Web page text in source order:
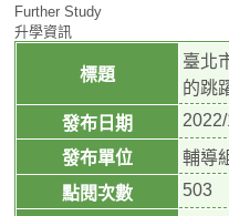
Further Study
升學資訊
標題
臺北
的跳
發布日期
發布單位
輔導
點閱次數
503